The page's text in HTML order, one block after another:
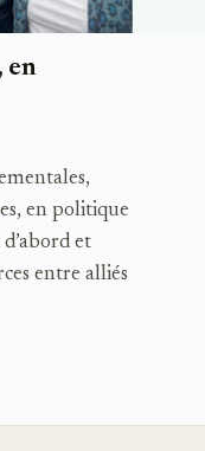
en
en politique
et
entre alliés